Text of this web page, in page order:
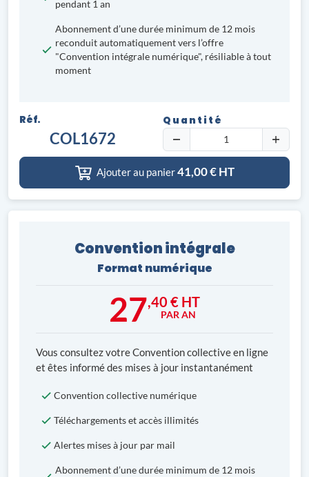
pendant 1 an
Abonnement d’une durée minimum de 12 mois
reconduit automatiquement vers l’offre
"Convention intégrale numérique", résiliable à tout
moment
Réf.
COL1672
Quantité
Ajouter au panier41,00€ HT
Convention intégrale
Format numérique
27,40 € HT
PAR AN
Vous consultez votre Convention collective en ligne
et êtes informé des mises à jour instantanément
Convention collective numérique
Téléchargements et accès illimités
Alertes mises à jour par mail
Abonnement d’une durée minimum de 12 mois